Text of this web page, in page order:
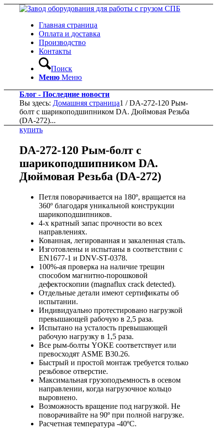
Главная страница
Оплата и доставка
Производство
Контакты
Поиск
Меню Меню
Блог - Последние новости
Вы здесь: Домашняя страница1 / DA-272-120 Рым-
болт с шарикоподшипником DA. Дюймовая Резьба
(DA-272)...
купить
DA-272-120 Рым-болт с
шарикоподшипником DA.
Дюймовая Резьба (DA-272)
Петля поворачивается на 180º, вращается на
360º благодаря уникальной конструкции
шарикоподшипников.
4-х кратный запас прочности во всех
направлениях.
Кованная, легированная и закаленная сталь.
Изготовлены и испытаны в соответствии с
EN1677-1 и DNV-ST-0378.
100%-ая проверка на наличие трещин
способом магнитно-порошковой
дефектоскопии (magnaflux crack detected).
Отдельные детали имеют сертификаты об
испытании.
Индивидуально протестировано нагрузкой
превышающей рабочую в 2,5 раза.
Испытано на усталость превышающей
рабочую нагрузку в 1,5 раза.
Все рым-болты YOKE соответствует или
превосходят ASME В30.26.
Быстрый и простой монтаж требуется только
резьбовое отверстие.
Максимальная грузоподъемность в осевом
направлении, когда нагрузочное кольцо
выровнено.
Возможность вращение под нагрузкой. Не
поворачивайте на 90º при полной нагрузке.
Расчетная температура -40ºС.